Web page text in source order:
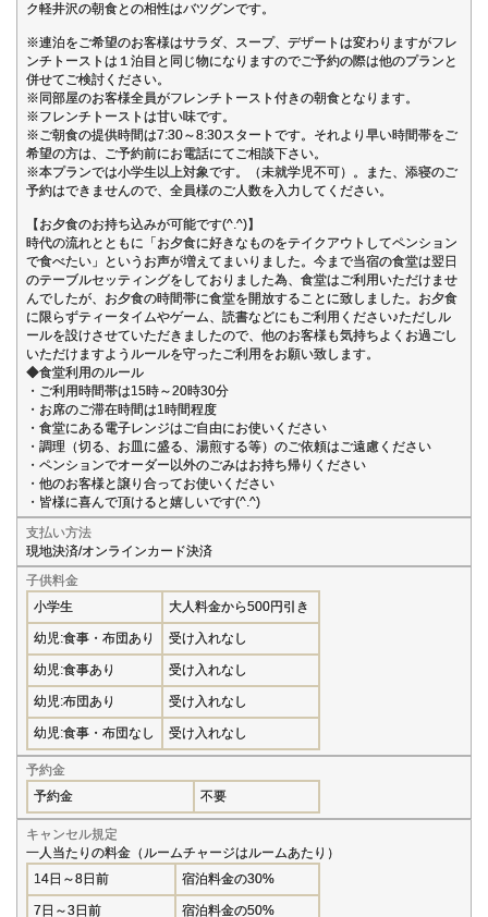
ク軽井沢の朝食との相性はバツグンです。
※連泊をご希望のお客様はサラダ、スープ、デザートは変わりますがフレ
ンチトーストは１泊目と同じ物になりますのでご予約の際は他のプランと
併せてご検討ください。
※同部屋のお客様全員がフレンチトースト付きの朝食となります。
※フレンチトーストは甘い味です。
※ご朝食の提供時間は7:30～8:30スタートです。それより早い時間帯をご
希望の方は、ご予約前にお電話にてご相談下さい。
※本プランでは小学生以上対象です。（未就学児不可）。また、添寝のご
予約はできませんので、全員様のご人数を入力してください。
【お夕食のお持ち込みが可能です(^.^)】
時代の流れとともに「お夕食に好きなものをテイクアウトしてペンション
で食べたい」というお声が増えてまいりました。今まで当宿の食堂は翌日
のテーブルセッティングをしておりました為、食堂はご利用いただけませ
んでしたが、お夕食の時間帯に食堂を開放することに致しました。お夕食
に限らずティータイムやゲーム、読書などにもご利用ください♪ただしル
ールを設けさせていただきましたので、他のお客様も気持ちよくお過ごし
いただけますようルールを守ったご利用をお願い致します。
◆食堂利用のルール
・ご利用時間帯は15時～20時30分
・お席のご滞在時間は1時間程度
・食堂にある電子レンジはご自由にお使いください
・調理（切る、お皿に盛る、湯煎する等）のご依頼はご遠慮ください
・ペンションでオーダー以外のごみはお持ち帰りください
・他のお客様と譲り合ってお使いください
・皆様に喜んで頂けると嬉しいです(^.^)
支払い方法
現地決済/オンラインカード決済
子供料金
小学生
大人料金から500円引き
幼児:食事・布団あり 受け入れなし
幼児:食事あり 受け入れなし
幼児:布団あり 受け入れなし
幼児:食事・布団なし 受け入れなし
予約金
予約金
不要
キャンセル規定
一人当たりの料金（ルームチャージはルームあたり）
14日～8日前
宿泊料金の30%
7日～3日前 宿泊料金の50%